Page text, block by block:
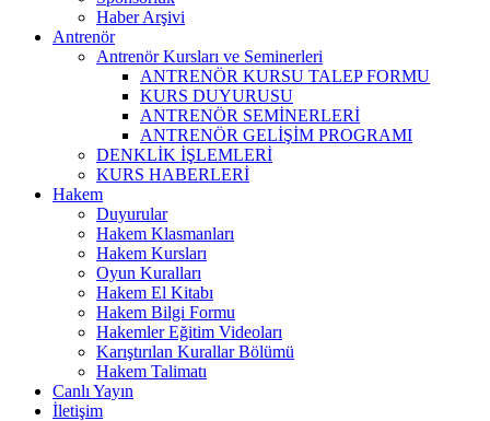
Haber Arşivi
Antrenör
Antrenör Kursları ve Seminerleri
ANTRENÖR KURSU TALEP FORMU
KURS DUYURUSU
ANTRENÖR SEMİNERLERİ
ANTRENÖR GELİŞİM PROGRAMI
DENKLİK İŞLEMLERİ
KURS HABERLERİ
Hakem
Duyurular
Hakem Klasmanları
Hakem Kursları
Oyun Kuralları
Hakem El Kitabı
Hakem Bilgi Formu
Hakemler Eğitim Videoları
Karıştırılan Kurallar Bölümü
Hakem Talimatı
Canlı Yayın
İletişim